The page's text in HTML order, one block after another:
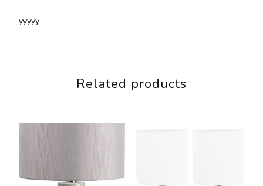
yyyyy
Related products